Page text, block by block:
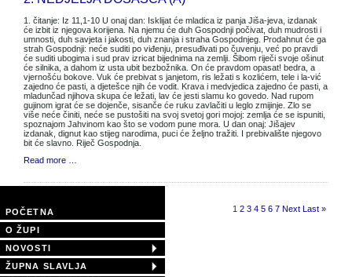
1. čitanje: Iz 11,1-10 U onaj dan: Isklijat će mladica iz panja Jiša-jeva, izdanak
će izbit iz njegova korijena. Na njemu će duh Gospodnji počivat, duh mudrosti i
umnosti, duh savjeta i jakosti, duh znanja i straha Gospodnjeg. Prodahnut će ga
strah Gospodnji: neće suditi po viđenju, presuđivati po čuvenju, već po pravdi
će suditi ubogima i sud prav izricat bijednima na zemlji. Šibom riječi svoje ošinut
će silnika, a dahom iz usta ubit bezbožnika. On će pravdom opasat! bedra, a
vjernošću bokove. Vuk će prebivat s janjetom, ris ležati s kozlićem, tele i la-vić
zajedno će pasti, a djetešce njih će vodit. Krava i medvjedica zajedno će pasti, a
mladunčad njihova skupa će ležati, lav će jesti slamu ko govedo. Nad rupom
gujinom igrat će se dojenče, sisanče će ruku zavlačiti u leglo zmijinje. Zlo se
više neće činiti, neće se pustošiti na svoj svetoj gori mojoj: zemlja će se ispuniti,
spoznajom Jahvinom kao što se vodom pune mora. U dan onaj: Jišajev
izdanak, dignut kao stijeg narodima, puci će željno tražiti. I prebivalište njegovo
bit će slavno. Riječ Gospodnja.
Read more …
1 2 3 4 5 6 7 Next Last »
POČETNA
O ŽUPI
NOVOSTI
ŽUPNA SLAVLJA